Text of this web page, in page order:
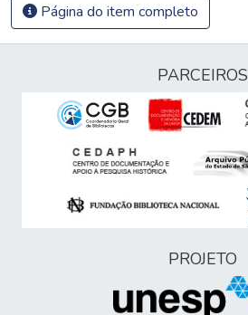
Página do item completo
PARCEIROS
PROJETO